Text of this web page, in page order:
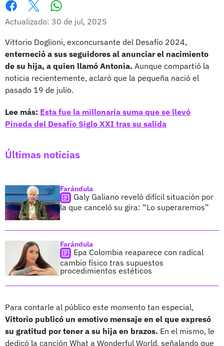
Facebook
X
Actualizado: 30 de jul, 2025
Vittorio Doglioni, exconcursante del Desafío 2024,
enterneció a sus seguidores al anunciar el nacimiento
de su hija, a quien llamó Antonia. Aunque compartió la
noticia recientemente, aclaró que la pequeña nació el
pasado 19 de julio.
Lee más: Esta fue la millonaria suma que se llevó
Pineda del Desafío Siglo XXI tras su salida
Últimas noticias
Farándula
Galy Galiano reveló difícil situación por
la que canceló su gira: “Lo superaremos”
Farándula
Epa Colombia reaparece con radical
cambio físico tras supuestos
procedimientos estéticos
Para contarle al público este momento tan especial,
Vittorio publicó un emotivo mensaje en el que expresó
su gratitud por tener a su hija en brazos. En el mismo, le
dedicó la canción What a Wonderful World, señalando que